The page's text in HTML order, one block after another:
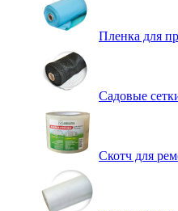
Пленка для
Садовые
Скотч для